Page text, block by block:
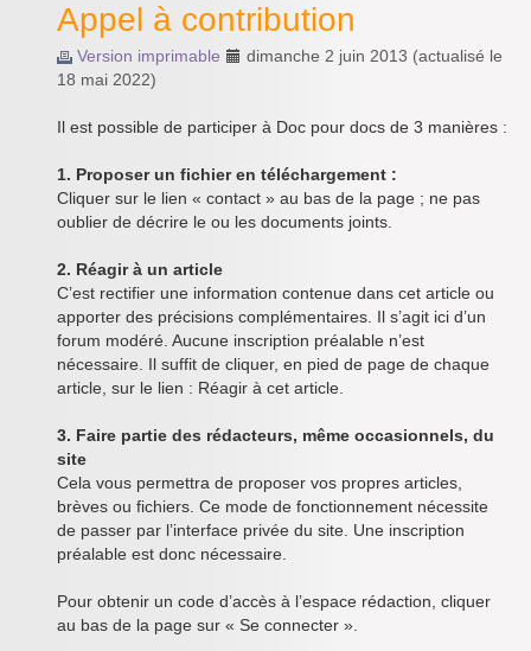
Agenda 2022-2023
Appel à contribution
Appel à contribution
Version imprimable dimanche 2 juin 2013 (actualisé le
18 mai 2022)
Il est possible de participer à Doc pour docs de 3 manières :
1. Proposer un fichier en téléchargement :
Cliquer sur le lien « contact » au bas de la page ; ne pas
oublier de décrire le ou les documents joints.
2. Réagir à un article
C’est rectifier une information contenue dans cet article ou
apporter des précisions complémentaires. Il s’agit ici d’un
forum modéré. Aucune inscription préalable n’est
nécessaire. Il suffit de cliquer, en pied de page de chaque
article, sur le lien : Réagir à cet article.
3. Faire partie des rédacteurs, même occasionnels, du
site
Cela vous permettra de proposer vos propres articles,
brèves ou fichiers. Ce mode de fonctionnement nécessite
de passer par l’interface privée du site. Une inscription
préalable est donc nécessaire.
Pour obtenir un code d’accès à l’espace rédaction, cliquer
au bas de la page sur « Se connecter ».